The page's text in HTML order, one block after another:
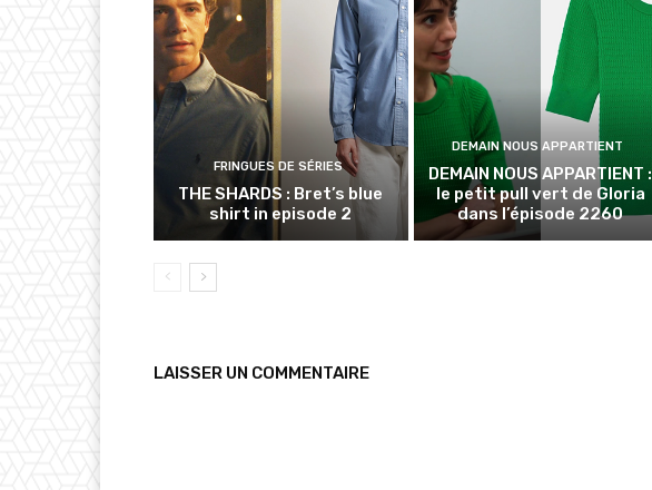
FRINGUES DE SÉRIES
THE SHARDS : Bret’s blue
shirt in episode 2
DEMAIN NOUS APPARTIENT
DEMAIN NOUS APPARTIENT :
le petit pull vert de Gloria
dans l’épisode 2260
LAISSER UN COMMENTAIRE